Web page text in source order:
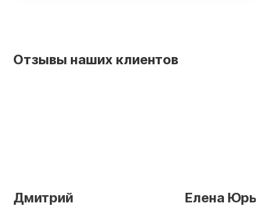
Отзывы наших клиентов
Дмитрий
Елена